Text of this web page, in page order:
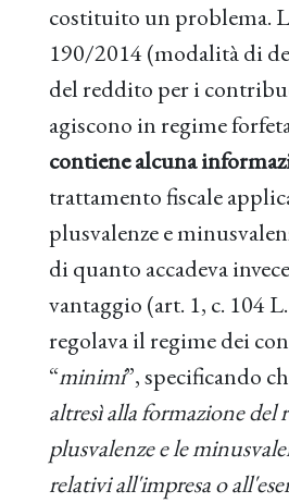
costituito un problema.
190/2014 (modalità di
del reddito per i
agiscono in regime
contiene alcuna
trattamento fiscale
plusvalenze e
di quanto accadeva
vantaggio (art. 1, c. 104
regolava il regime dei
“minimi”, specificando
altresì alla formazione del
plusvalenze e le
relativi all'impresa o